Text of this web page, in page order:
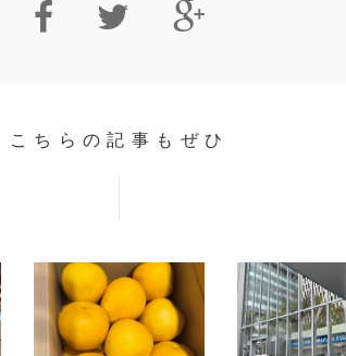
こちらの記事もぜひ